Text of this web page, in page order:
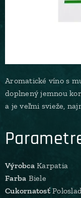
Aromatické víno s
doplnený jemnou
a je veľmi svieže,
VýrobcaKarpatia
Farba Biele
Cukornatosť